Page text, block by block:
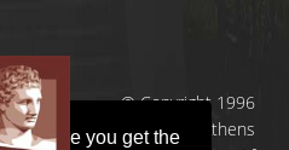
ensure you get the
© Copyright 1996
- 2026 | Athens